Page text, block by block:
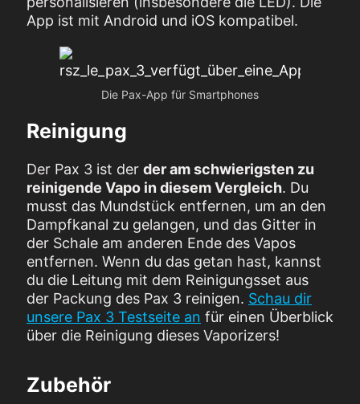
App ist mit Android und iOS kompatibel.
Die Pax-App für Smartphones
Reinigung
Der Pax 3 ist der der am schwierigsten zu
reinigende Vapo in diesem Vergleich. Du
musst das Mundstück entfernen, um an den
Dampfkanal zu gelangen, und das Gitter in
der Schale am anderen Ende des Vapos
entfernen. Wenn du das getan hast, kannst
du die Leitung mit dem Reinigungsset aus
der Packung des Pax 3 reinigen. Schau dir
unsere Pax 3 Testseite an für einen Überblick
über die Reinigung dieses Vaporizers!
Zubehör